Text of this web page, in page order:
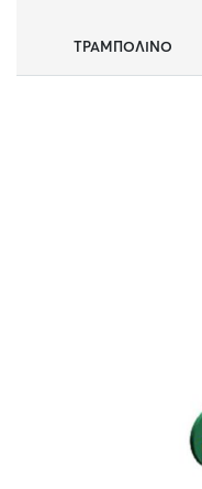
ΤΡΑΜΠΟΛΊΝΟ